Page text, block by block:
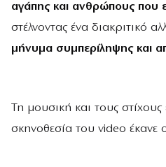
αγάπης και ανθρώπους που
στέλνοντας ένα διακριτικό
μήνυμα συμπερίληψης και
Τη μουσική και τους
σκηνοθεσία του video έκανε